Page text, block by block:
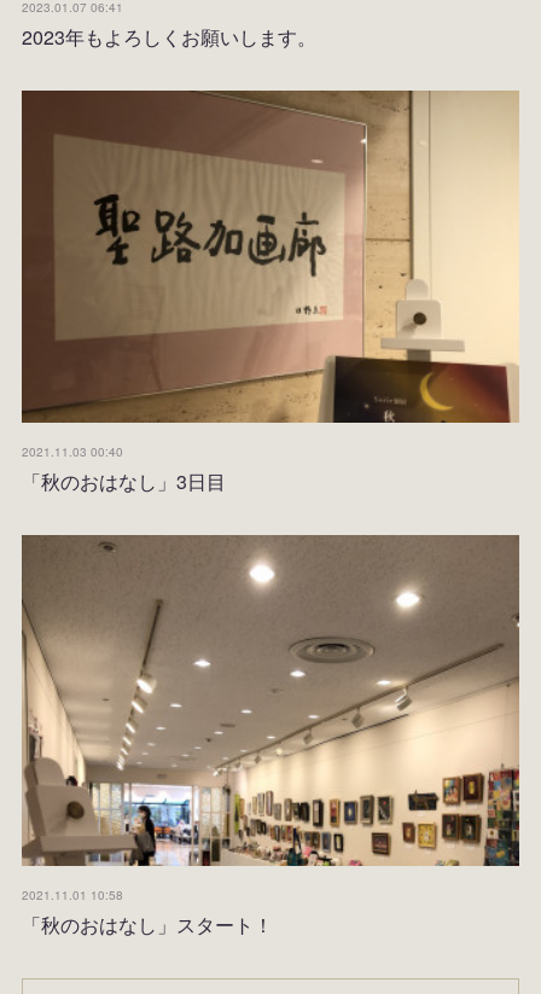
2023.01.07 06:41
2023年もよろしくお願いします。
2021.11.03 00:40
「秋のおはなし」3日目
2021.11.01 10:58
「秋のおはなし」スタート！